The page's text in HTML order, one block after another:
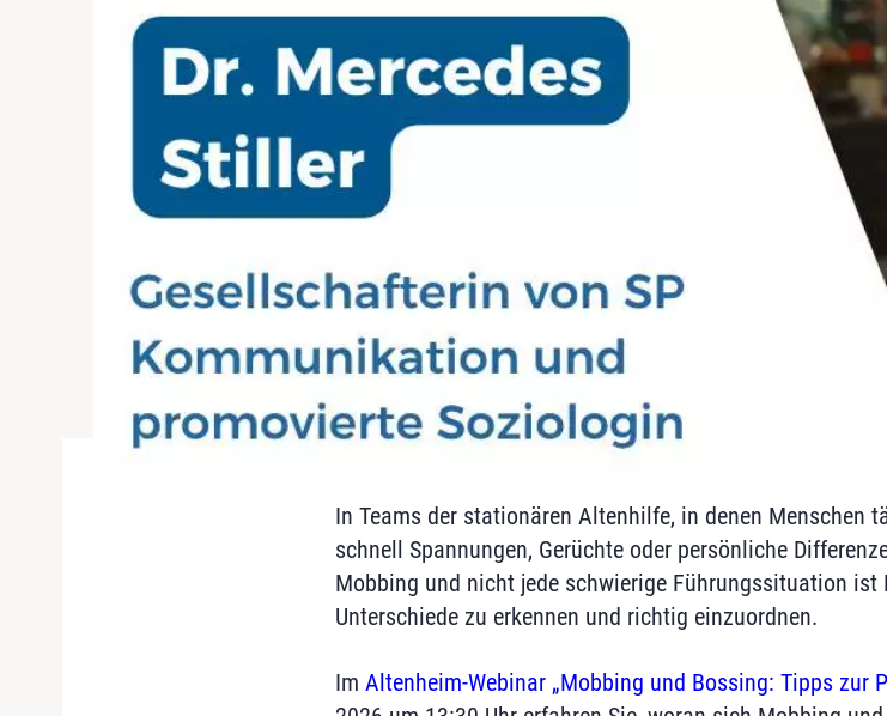
In Teams der stationären Altenhilfe, in denen Menschen
schnell Spannungen, Gerüchte oder persönliche
Mobbing und nicht jede schwierige Führungssituation ist
Unterschiede zu erkennen und richtig einzuordnen.
Im Altenheim-Webinar „Mobbing und Bossing: Tipps zur